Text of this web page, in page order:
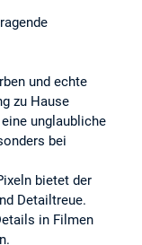
und echte
zu Hause
unglaubliche
bei
bietet der
Detailtreue.
in Filmen